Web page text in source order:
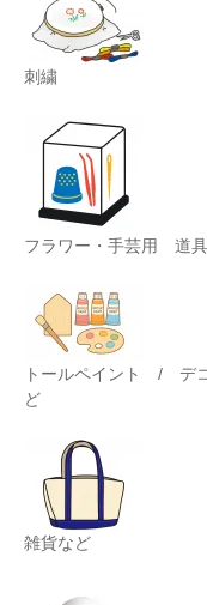
刺繍
フラワー・手芸用
トールペイント / デ
ど
雑貨など